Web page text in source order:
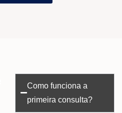
Como funciona a
primeira consulta?